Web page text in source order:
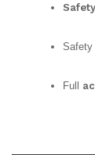
Safety
Full